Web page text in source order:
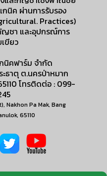
นิค ผ่านการรับรอง
Practices)
ชา และอุปกรณ์การ
ขียว
นิคฟาร์ม จำกัด
ธาตุ ต.นครป่าหมาก
โทรติดต่อ : 099-
Nakhon Pa Mak, Bang
65110